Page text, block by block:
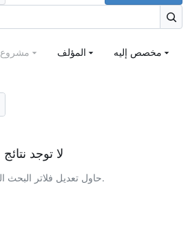
مشروع المؤلف مخصص إليه
لا توجد نتائج
حاول تعديل فلاتر البحث الخاصة بك.